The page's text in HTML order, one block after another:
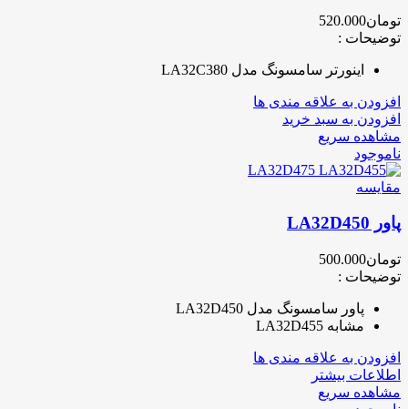
تومان520.000
توضیحات :
اینورتر سامسونگ مدل LA32C380
افزودن به علاقه مندی ها
افزودن به سبد خرید
مشاهده سریع
ناموجود
مقایسه
پاور LA32D450
تومان500.000
توضیحات :
پاور سامسونگ مدل LA32D450
مشابه LA32D455
افزودن به علاقه مندی ها
اطلاعات بیشتر
مشاهده سریع